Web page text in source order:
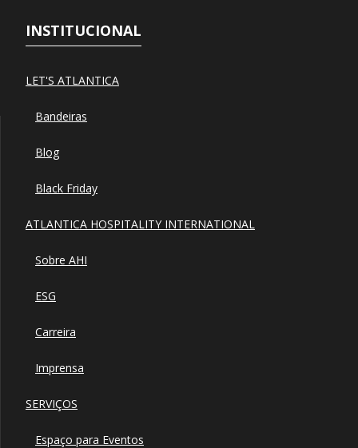
INSTITUCIONAL
LET'S ATLANTICA
Bandeiras
Blog
Black Friday
ATLANTICA HOSPITALITY INTERNATIONAL
Sobre AHI
ESG
Carreira
Imprensa
SERVIÇOS
Espaço para Eventos